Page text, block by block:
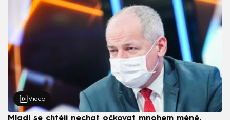
Video
Mladí se chtějí nechat očkovat mnohem méně.